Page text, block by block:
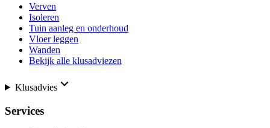
Verven
Isoleren
Tuin aanleg en onderhoud
Vloer leggen
Wanden
Bekijk alle klusadviezen
Klusadvies
Services